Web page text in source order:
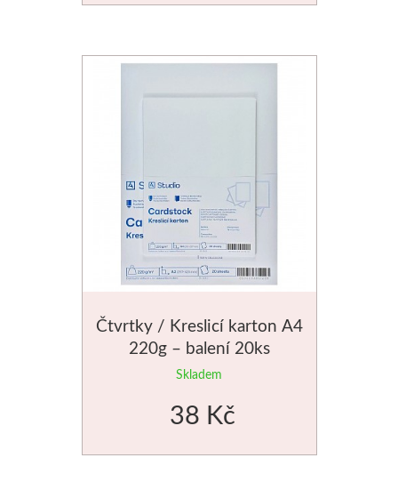
Čtvrtky / Kreslicí karton A4
220g – balení 20ks
Skladem
38 Kč